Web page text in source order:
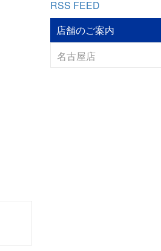
RSS FEED
店舗のご案内
名古屋店